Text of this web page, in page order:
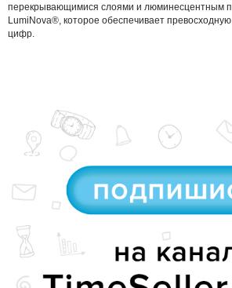
перекрывающимися слоями и люминесцентным
LumiNova®, которое обеспечивает
цифр.